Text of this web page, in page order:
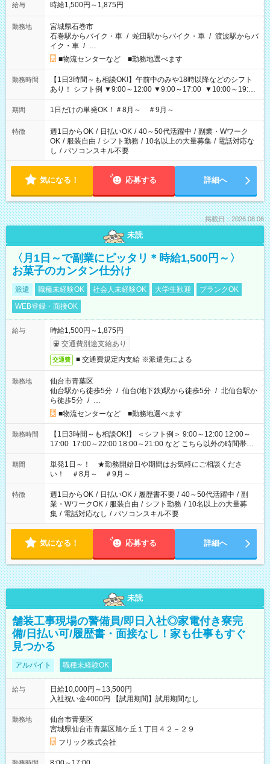
給与 時給1,500円～1,875円
勤務地
宮城県石巻市
石巻駅からバイク・車 / 蛇田駅からバイク・車 / 渡波駅からバ
イク・車 / …
■物流センターなど ■勤務地選べます
勤務時間
【1日3時間～も相談OK!】午前中のみや18時以降などのシフト
あり！ シフト例 ▼9:00～12:00 ▼9:00～17:00 ▼10:00～19:00
▼18:00～21:00
期間 1日だけの単発OK！＃8月～ ＃9月～
特徴 週1日からOK / 日払いOK / 40～50代活躍中 / 副業・Wワーク
OK / 服装自由 / シフト勤務 / 10名以上の大量募集 / 電話対応な
し / パソコンスキル不要
気になる！ 応募する 詳細へ
掲載日：2026.08.06
未読
〈月1日～で副業にピッタリ＊時給1,500円～〉
お菓子のカンタン仕分け
派遣 職種未経験OK 社会人未経験OK 大学生歓迎
ブランクOK
WEB登録・面接OK
給与
時給1,500円～1,875円
交通費別途支給あり
交通費 ■ 交通費規定内支給 ※派遣先による
勤務地
仙台市青葉区
仙台駅から徒歩5分 / 仙台(地下鉄)駅から徒歩5分 / 北仙台駅か
ら徒歩5分 / …
■物流センターなど ■勤務地選べます
勤務時間
【1日3時間～も相談OK!】 ＜シフト例＞ 9:00～12:00 12:00～
17:00 17:00～22:00 18:00～21:00 など こちら以外の時間帯も
お気軽にご相談ください！
期間
単発1日～！ ★勤務開始日や期間はお気軽にご相談くださ
い！ ＃8月～ ＃9月～
特徴 週1日からOK / 日払いOK / 履歴書不要 / 40～50代活躍中 / 副
業・WワークOK / 服装自由 / シフト勤務 / 10名以上の大量募
集 / 電話対応なし / パソコンスキル不要
気になる！ 応募する 詳細へ
未読
舗装工事現場の警備員/即日入社◎家電付き寮完
備/日払い可/履歴書・面接なし！家も仕事もすぐ
見つかる
アルバイト 職種未経験OK
給与
日給10,000円～13,500円
入社祝い金4000円 【試用期間】試用期間なし
勤務地
仙台市青葉区
宮城県仙台市青葉区旭ケ丘１丁目４２－２９
フリック株式会社